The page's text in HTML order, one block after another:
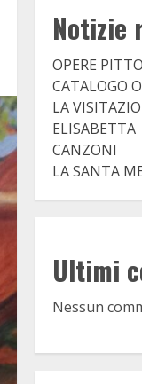
Notizie
OPERE
CATALOGO
LA
ELISABETTA
CANZONI
LA SANTA
Ultimi
Nessun